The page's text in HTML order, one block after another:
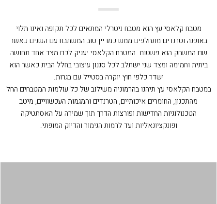
מטבח קלאסי עץ הוא מטבח ניטרלי המתאים לכל תקופה ואינו תלוי
באופנה וטרנדים מתחלפים ממש כמו יין טוב המשתבח עם השנים כאשר
שם המשחק הוא פשטות. המטבח הקלאסי יעניק לכם מצד אחד תחושה
ביתית וחמימה ומצד שני ישתלב לכל סגנון עיצובי בחלל הבית כאשר הוא
ישדר כלפי חוץ יוקרה בסטייל עם בגרות.
במטבח הקלאסי עץ תיהנו בהרמוניה משילוב של כל עולמות המטבחים החל
מהתכנון, החומרים איכותיים, הטרנדים והמגמות העכשוויים, מיטב
הטכנולוגיות החדישות ופורצות הדרך תוך שמירה על האסתטיקה
ופונקציונאליות ועד לרמות הגימור והדיוק המופתי.